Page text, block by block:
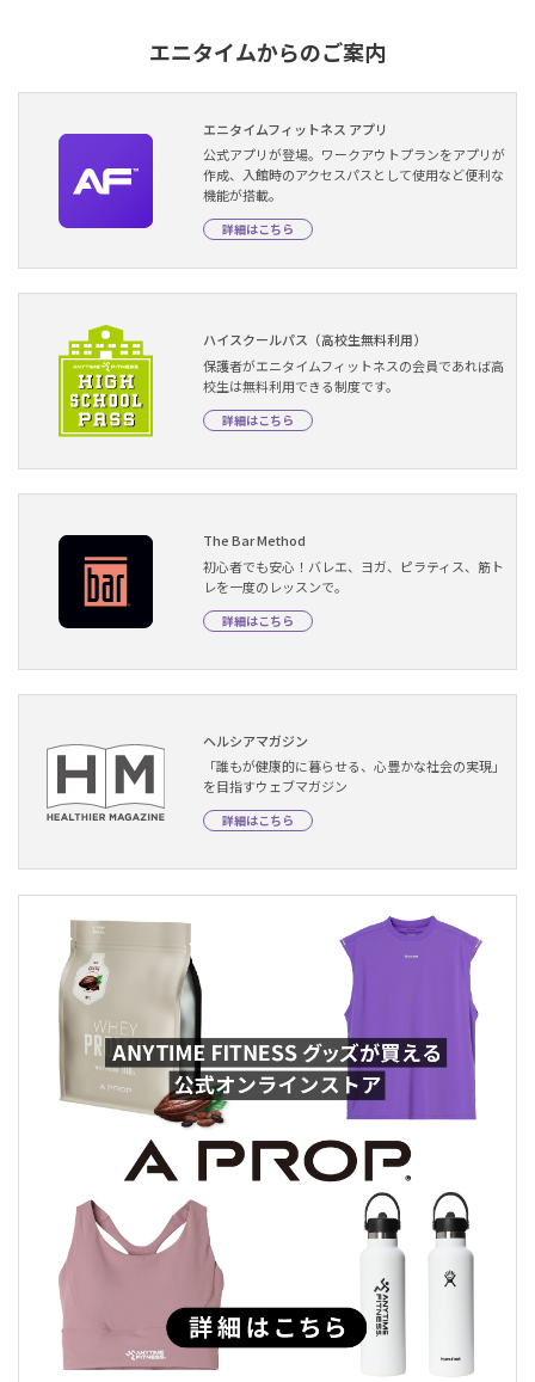
エニタイムからのご案内
エニタイムフィットネス アプリ
公式アプリが登場。ワークアウトプランをアプリが
作成、入館時のアクセスパスとして使用など便利な
機能が搭載。
詳細はこちら
ハイスクールパス（高校生無料利用）
保護者がエニタイムフィットネスの会員であれば高
校生は無料利用できる制度です。
詳細はこちら
The Bar Method
初心者でも安心！バレエ、ヨガ、ピラティス、筋ト
レを一度のレッスンで。
詳細はこちら
ヘルシアマガジン
「誰もが健康的に暮らせる、心豊かな社会の実現」
を目指すウェブマガジン
詳細はこちら